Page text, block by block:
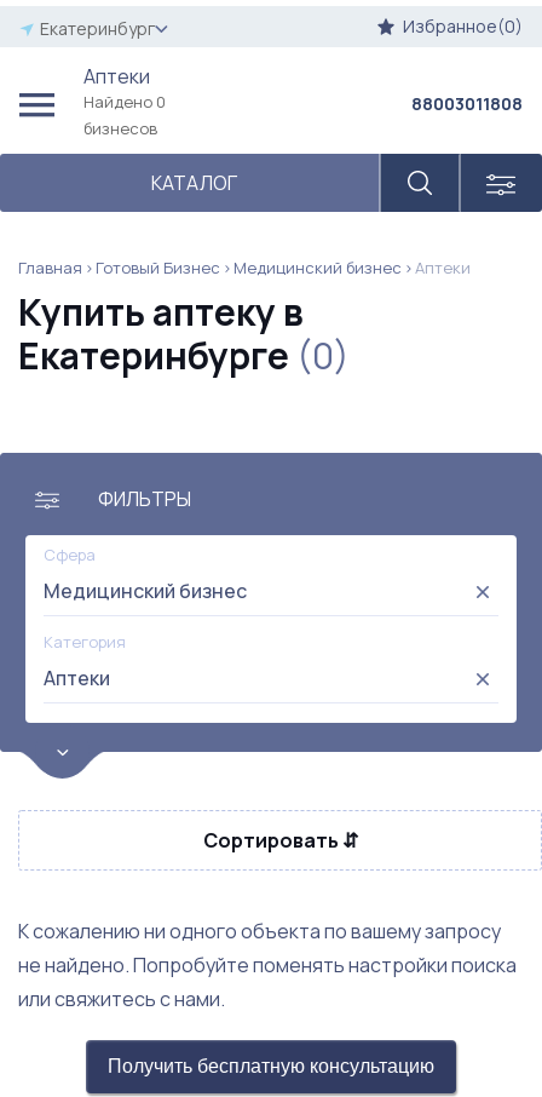
Екатеринбург Избранное(0)
Аптеки
Найдено 0
бизнесов
КАТАЛОГ
88003011808
Главная Готовый Бизнес Медицинский бизнес Аптеки
Купить аптеку в
Екатеринбурге (0)
ФИЛЬТРЫ
Сфера
Медицинский бизнес
Категория
Аптеки
Цена
от:
до:
Прибыль
Сортировать ⇵
К сожалению ни одного объекта по вашему запросу
не найдено. Попробуйте поменять настройки поиска
или свяжитесь с нами.
Получить бесплатную консультацию